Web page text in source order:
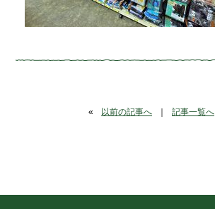
« 以前の記事へ 記事一覧へ